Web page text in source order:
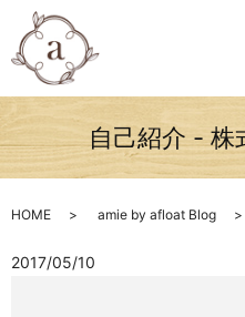
自己紹介 - 株
HOME amie by afloat Blog
2017/05/10